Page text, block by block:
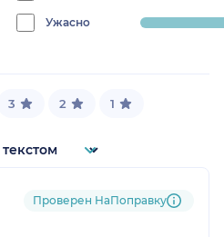
Ужасно
progress:
3 2 1
Проверен НаПоправку